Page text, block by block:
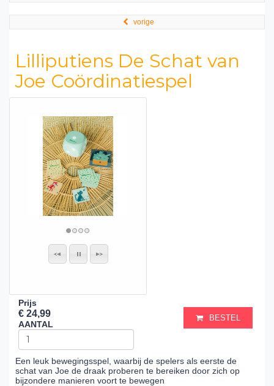
vorige
Lilliputiens De Schat van
Joe Coördinatiespel
Prijs
€ 24,99
AANTAL
BESTEL
Een leuk bewegingsspel, waarbij de spelers als eerste de
schat van Joe de draak proberen te bereiken door zich op
bijzondere manieren voort te bewegen